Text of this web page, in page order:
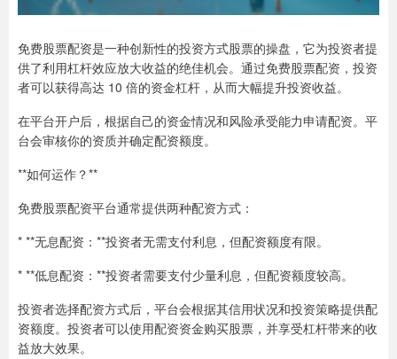
免费股票配资是一种创新性的投资方式股票的操盘，它为投资者提
供了利用杠杆效应放大收益的绝佳机会。通过免费股票配资，投资
者可以获得高达 10 倍的资金杠杆，从而大幅提升投资收益。
在平台开户后，根据自己的资金情况和风险承受能力申请配资。平
台会审核你的资质并确定配资额度。
**如何运作？**
免费股票配资平台通常提供两种配资方式：
* **无息配资：**投资者无需支付利息，但配资额度有限。
* **低息配资：**投资者需要支付少量利息，但配资额度较高。
投资者选择配资方式后，平台会根据其信用状况和投资策略提供配
资额度。投资者可以使用配资资金购买股票，并享受杠杆带来的收
益放大效果。